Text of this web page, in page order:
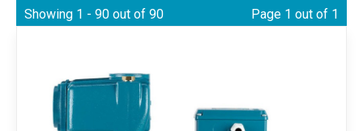
Showing 1 - 90 out of 90 Page 1 out of 1